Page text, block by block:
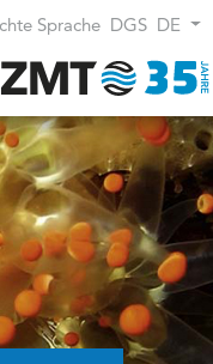
Sprache DGS DE